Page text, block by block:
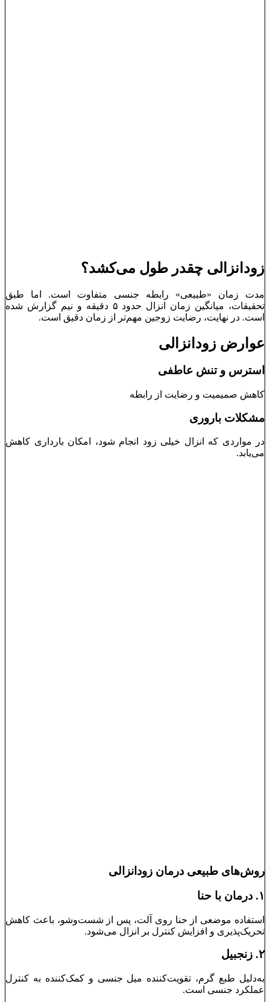
زودانزالی چقدر طول می‌کشد؟
مدت زمان «طبیعی» رابطه جنسی متفاوت است. اما طبق
تحقیقات، میانگین زمان انزال حدود ۵ دقیقه و نیم گزارش شده
است. در نهایت، رضایت زوجین مهم‌تر از زمان دقیق است.
عوارض زودانزالی
استرس و تنش عاطفی
کاهش صمیمیت و رضایت از رابطه
مشکلات باروری
در مواردی که انزال خیلی زود انجام شود، امکان بارداری کاهش
می‌یابد.
روش‌های طبیعی درمان زودانزالی
۱. درمان با حنا
استفاده موضعی از حنا روی آلت، پس از شست‌وشو، باعث کاهش
تحریک‌پذیری و افزایش کنترل بر انزال می‌شود.
۲. زنجبیل
به‌دلیل طبع گرم، تقویت‌کننده میل جنسی و کمک‌کننده به کنترل
عملکرد جنسی است.